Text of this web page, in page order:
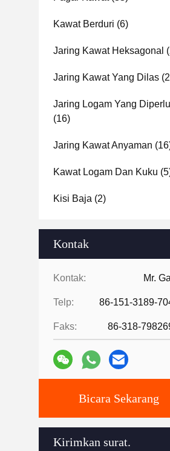
Kawat Berduri (6)
Jaring Kawat Heksagonal
Jaring Kawat Yang Dilas
Jaring Logam Yang
(16)
Jaring Kawat Anyaman
Kawat Logam Dan Kuku
Kisi Baja (2)
Kontak
Kontak: Mr.
Telp: 86-151-3189-
Faks: 86-318-
Bicara Sekarang
Kirimkan surat.